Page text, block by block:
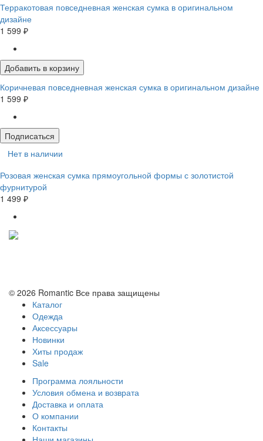
Терракотовая повседневная женская сумка в оригинальном
дизайне
1 599 ₽
Добавить в корзину
Коричневая повседневная женская сумка в оригинальном дизайне
1 599 ₽
Подписаться
Нет в наличии
Розовая женская сумка прямоугольной формы с золотистой
фурнитурой
1 499 ₽
© 2026 Romantic Все права защищены
Каталог
Одежда
Аксессуары
Новинки
Хиты продаж
Sale
Программа лояльности
Условия обмена и возврата
Доставка и оплата
О компании
Контакты